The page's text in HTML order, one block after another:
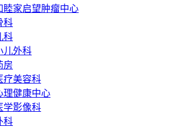
睦家启望肿瘤中心
科
科
儿外科
房
疗美容科
理健康中心
学影像科
科